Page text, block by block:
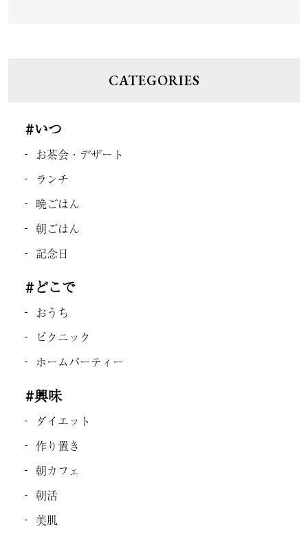
CATEGORIES
#いつ
お茶会・デザート
ランチ
晩ごはん
朝ごはん
記念日
#どこで
おうち
ピクニック
ホームパーティー
#興味
ダイエット
作り置き
朝カフェ
朝活
美肌